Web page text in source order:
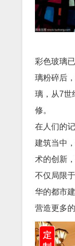
彩色玻璃
璃粉碎后
璃，从7世
修。
在人们的
建筑当中
术的创新
不仅局限
华的都市
营造更多